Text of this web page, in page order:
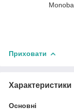
Приховати
Характеристики
Основні